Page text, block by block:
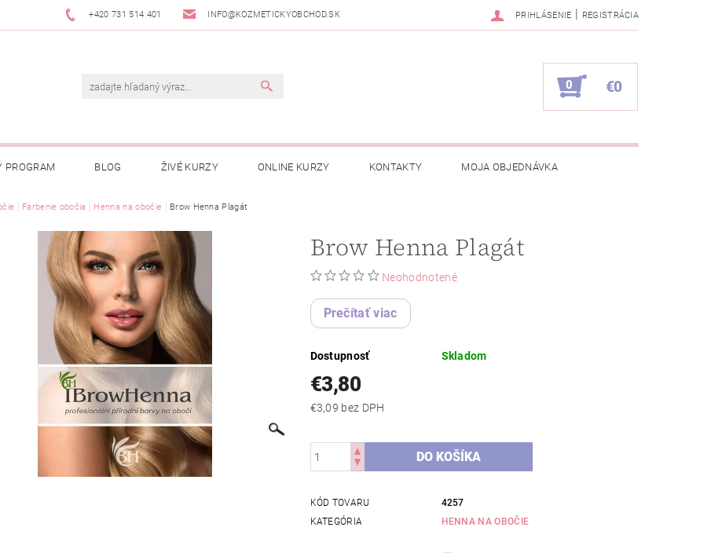
+420 731 514 401 INFO@KOZMETICKYOBCHOD.SK PRIHLÁSENIE | REGISTRÁCIA
0 €0
PROGRAM BLOG ŽIVÉ KURZY ONLINE KURZY KONTAKTY MOJA OBJEDNÁVKA
Farbenie obočia Henna na obočie Brow Henna Plagát
Brow Henna Plagát
Neohodnotené
Prečítať viac
Dostupnosť Skladom
€3,80
€3,09 bez DPH
KÓD TOVARU
4257
KATEGÓRIA
HENNA NA OBOČIE